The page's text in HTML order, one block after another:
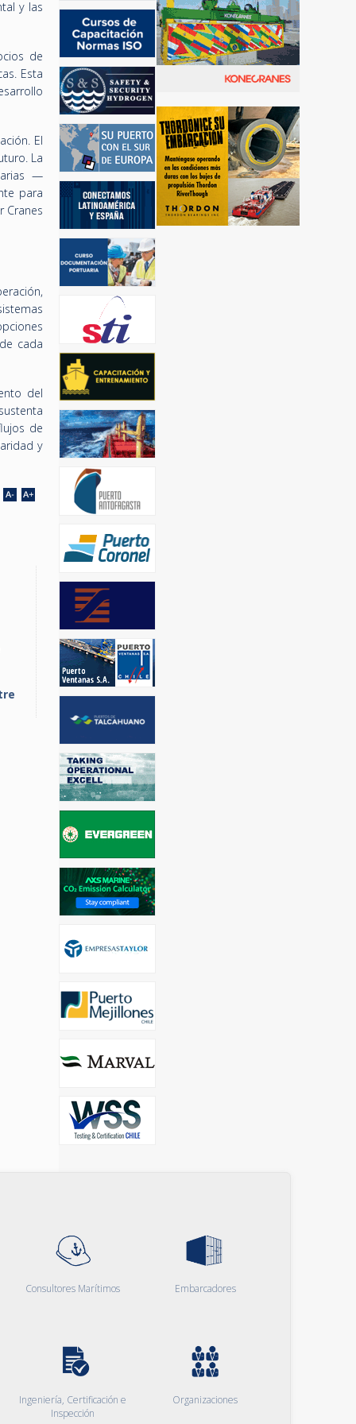
y las
de
Esta
El
La
—
para
Cranes
cada
del
de
y
Consultores Marítimos Embarcadores
Ingeniería, Certificación e
Inspección
Organizaciones